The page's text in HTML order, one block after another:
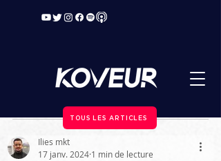
TOUS LES ARTICLES
Ilies mkt
17 janv. 2024 1 min de lecture